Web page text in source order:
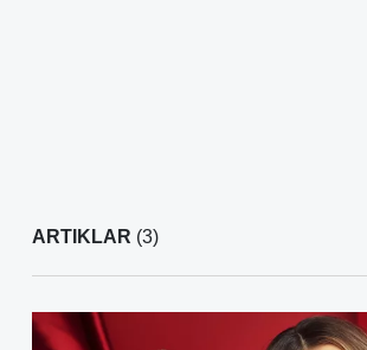
ARTIKLAR (3)